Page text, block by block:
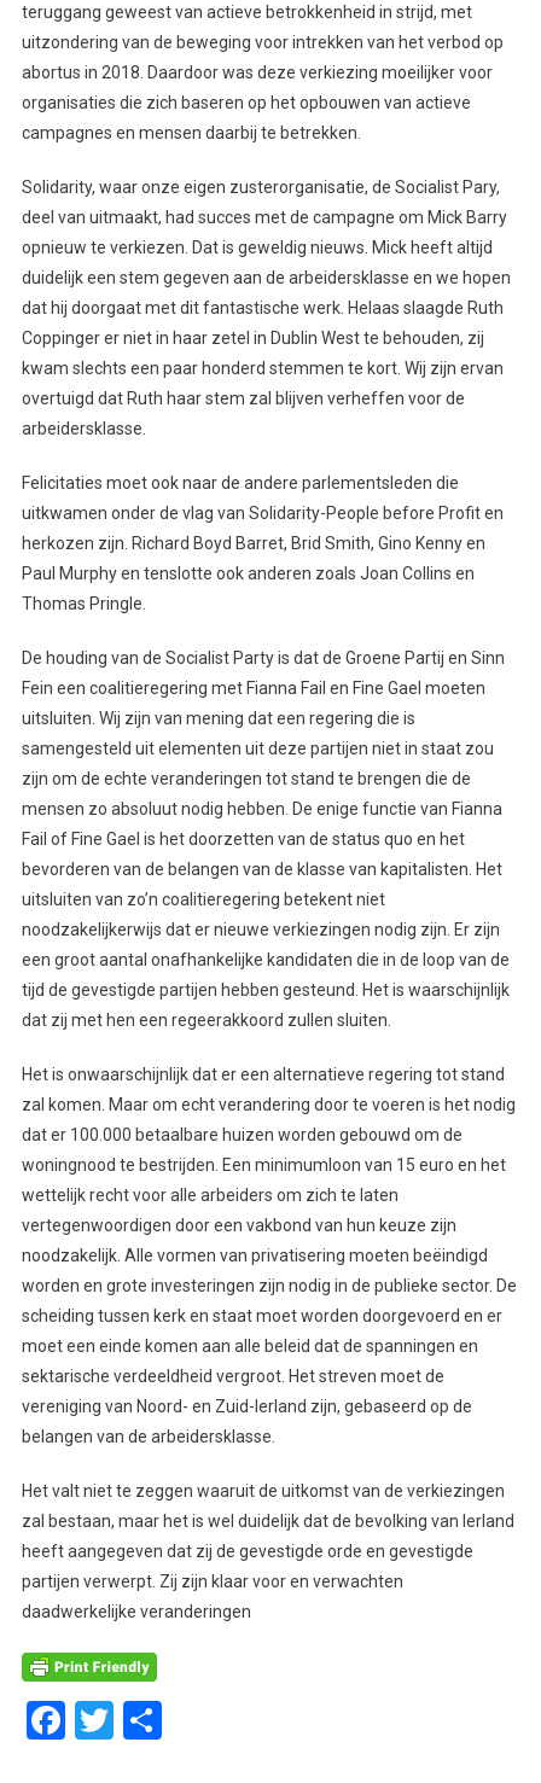
teruggang geweest van actieve betrokkenheid in strijd, met
uitzondering van de beweging voor intrekken van het verbod op
abortus in 2018. Daardoor was deze verkiezing moeilijker voor
organisaties die zich baseren op het opbouwen van actieve
campagnes en mensen daarbij te betrekken.
Solidarity, waar onze eigen zusterorganisatie, de Socialist Pary,
deel van uitmaakt, had succes met de campagne om Mick Barry
opnieuw te verkiezen. Dat is geweldig nieuws. Mick heeft altijd
duidelijk een stem gegeven aan de arbeidersklasse en we hopen
dat hij doorgaat met dit fantastische werk. Helaas slaagde Ruth
Coppinger er niet in haar zetel in Dublin West te behouden, zij
kwam slechts een paar honderd stemmen te kort. Wij zijn ervan
overtuigd dat Ruth haar stem zal blijven verheffen voor de
arbeidersklasse.
Felicitaties moet ook naar de andere parlementsleden die
uitkwamen onder de vlag van Solidarity-People before Profit en
herkozen zijn. Richard Boyd Barret, Brid Smith, Gino Kenny en
Paul Murphy en tenslotte ook anderen zoals Joan Collins en
Thomas Pringle.
De houding van de Socialist Party is dat de Groene Partij en Sinn
Fein een coalitieregering met Fianna Fail en Fine Gael moeten
uitsluiten. Wij zijn van mening dat een regering die is
samengesteld uit elementen uit deze partijen niet in staat zou
zijn om de echte veranderingen tot stand te brengen die de
mensen zo absoluut nodig hebben. De enige functie van Fianna
Fail of Fine Gael is het doorzetten van de status quo en het
bevorderen van de belangen van de klasse van kapitalisten. Het
uitsluiten van zo’n coalitieregering betekent niet
noodzakelijkerwijs dat er nieuwe verkiezingen nodig zijn. Er zijn
een groot aantal onafhankelijke kandidaten die in de loop van de
tijd de gevestigde partijen hebben gesteund. Het is waarschijnlijk
dat zij met hen een regeerakkoord zullen sluiten.
Het is onwaarschijnlijk dat er een alternatieve regering tot stand
zal komen. Maar om echt verandering door te voeren is het nodig
dat er 100.000 betaalbare huizen worden gebouwd om de
woningnood te bestrijden. Een minimumloon van 15 euro en het
wettelijk recht voor alle arbeiders om zich te laten
vertegenwoordigen door een vakbond van hun keuze zijn
noodzakelijk. Alle vormen van privatisering moeten beëindigd
worden en grote investeringen zijn nodig in de publieke sector. De
scheiding tussen kerk en staat moet worden doorgevoerd en er
moet een einde komen aan alle beleid dat de spanningen en
sektarische verdeeldheid vergroot. Het streven moet de
vereniging van Noord- en Zuid-Ierland zijn, gebaseerd op de
belangen van de arbeidersklasse.
Het valt niet te zeggen waaruit de uitkomst van de verkiezingen
zal bestaan, maar het is wel duidelijk dat de bevolking van Ierland
heeft aangegeven dat zij de gevestigde orde en gevestigde
partijen verwerpt. Zij zijn klaar voor en verwachten
daadwerkelijke veranderingen
Facebook
Twitter
Delen